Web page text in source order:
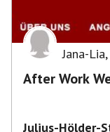
Jana-Lia,
After Work
Julius-Hölder-